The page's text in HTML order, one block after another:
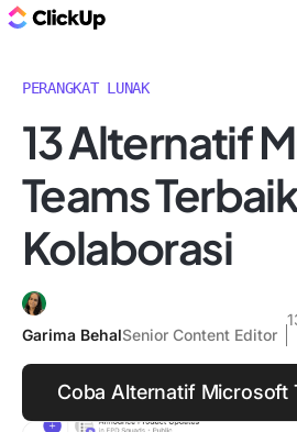
PERANGKAT LUNAK
13 Alternatif
Teams
Kolaborasi
Garima BehalSenior Content Editor
Coba Alternatif Microsoft